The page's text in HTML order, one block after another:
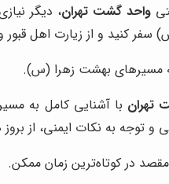
واحد گشت تهران، دیگر
کنید و از زیارت اهل
مسیرهای بهشت زهرا (س).
تهران با آشنایی کامل به
و توجه به نکات ایمنی، از
در کوتاه‌ترین زمان ممکن.